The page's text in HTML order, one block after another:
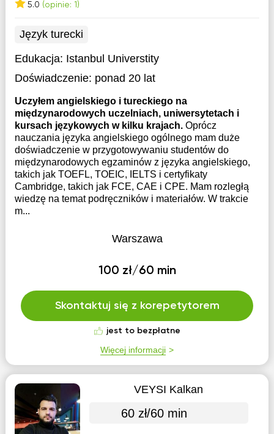
5.0 (opinie: 1)
Język turecki
Edukacja: Istanbul Universtity
Doświadczenie: ponad 20 lat
Uczyłem angielskiego i tureckiego na
międzynarodowych uczelniach, uniwersytetach i
kursach językowych w kilku krajach. Oprócz
nauczania języka angielskiego ogólnego mam duże
doświadczenie w przygotowywaniu studentów do
międzynarodowych egzaminów z języka angielskiego,
takich jak TOEFL, TOEIC, IELTS i certyfikaty
Cambridge, takich jak FCE, CAE i CPE. Mam rozległą
wiedzę na temat podręczników i materiałów. W trakcie
m...
Warszawa
100 zł/60 min
Skontaktuj się z korepetytorem
jest to bezpłatne
Więcej informacji
VEYSI Kalkan
60 zł/60 min